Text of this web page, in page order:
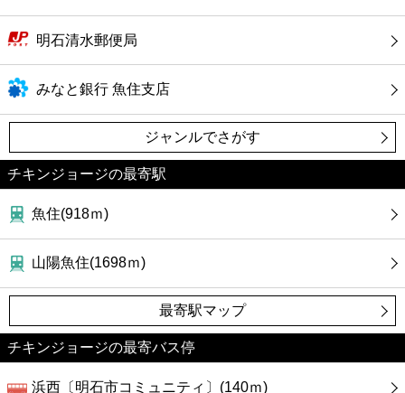
書店
ファミレス
ファーストフード
ショッピング
明石清水郵便局
みなと銀行 魚住支店
ジャンルでさがす
チキンジョージの最寄駅
魚住(918ｍ)
山陽魚住(1698ｍ)
最寄駅マップ
チキンジョージの最寄バス停
浜西〔明石市コミュニティ〕(140ｍ)